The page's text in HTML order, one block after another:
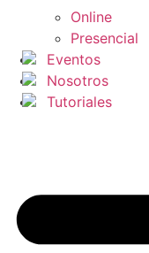
Online
Presencial
Eventos
Nosotros
Tutoriales